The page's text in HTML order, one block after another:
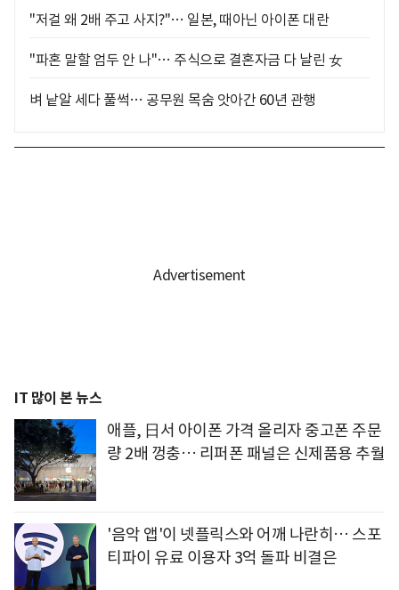
"저걸 왜 2배 주고 사지?"… 일본, 때아닌 아이폰 대란
"파혼 말할 엄두 안 나"… 주식으로 결혼자금 다 날린 女
벼 낱알 세다 풀썩… 공무원 목숨 앗아간 60년 관행
IT 많이 본 뉴스
애플, 日서 아이폰 가격 올리자 중고폰 주문
량 2배 껑충… 리퍼폰 패널은 신제품용 추월
'음악 앱'이 넷플릭스와 어깨 나란히… 스포
티파이 유료 이용자 3억 돌파 비결은